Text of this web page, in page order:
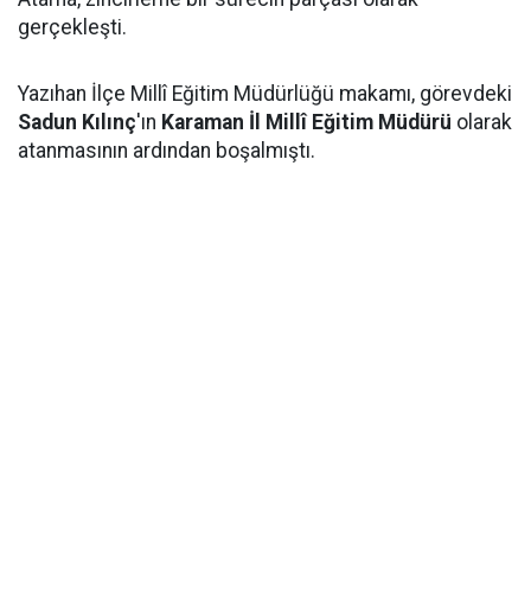
gerçekleşti.
Yazıhan İlçe Millî Eğitim Müdürlüğü makamı, görevdeki
Sadun Kılınç'ın Karaman İl Millî Eğitim Müdürü olarak
atanmasının ardından boşalmıştı.